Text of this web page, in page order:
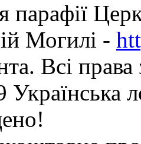
парафії
Могилі -
Всі